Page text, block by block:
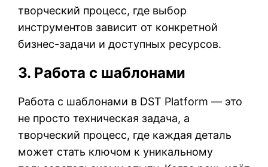
творческий процесс, где выбор
инструментов зависит от конкретной
бизнес-задачи и доступных ресурсов.
3. Работа с шаблонами
Работа с шаблонами в DST Platform — это
не просто техническая задача, а
творческий процесс, где каждая деталь
может стать ключом к уникальному